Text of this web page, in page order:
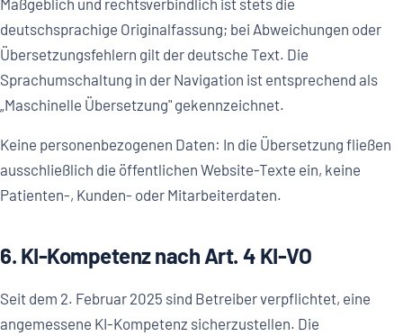
Maßgeblich und rechtsverbindlich ist stets die
deutschsprachige Originalfassung; bei Abweichungen oder
Übersetzungsfehlern gilt der deutsche Text. Die
Sprachumschaltung in der Navigation ist entsprechend als
„Maschinelle Übersetzung" gekennzeichnet.
Keine personenbezogenen Daten: In die Übersetzung fließen
ausschließlich die öffentlichen Website-Texte ein, keine
Patienten-, Kunden- oder Mitarbeiterdaten.
6. KI-Kompetenz nach Art. 4 KI-VO
Seit dem 2. Februar 2025 sind Betreiber verpflichtet, eine
angemessene KI-Kompetenz sicherzustellen. Die